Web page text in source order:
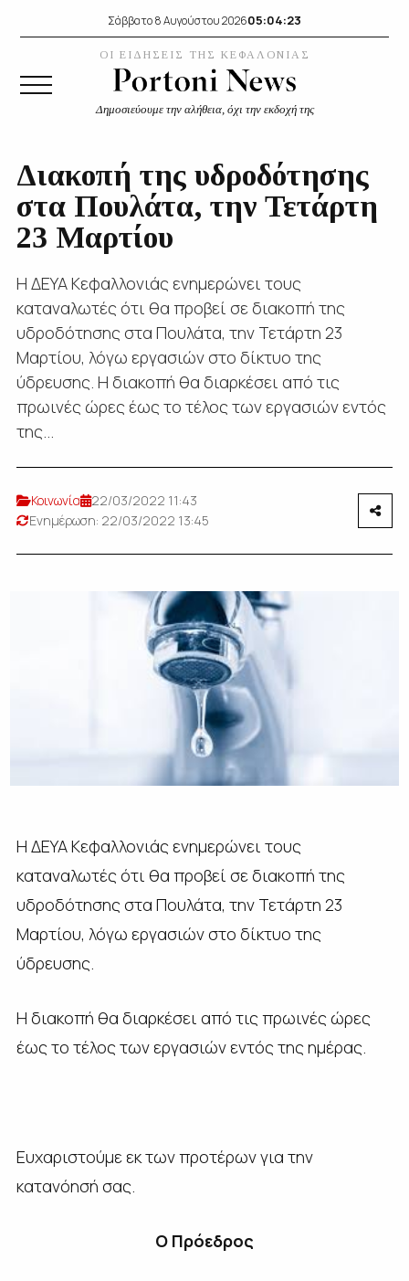
Σάββατο 8 Αυγούστου 202605:04:23
ΟΙ ΕΙΔΗΣΕΙΣ ΤΗΣ ΚΕΦΑΛΟΝΙΑΣ
Δημοσιεύουμε την αλήθεια, όχι την εκδοχή της
Διακοπή της υδροδότησης
στα Πουλάτα, την Τετάρτη
23 Μαρτίου
Η ΔΕΥΑ Κεφαλλονιάς ενημερώνει τους
καταναλωτές ότι θα προβεί σε διακοπή της
υδροδότησης στα Πουλάτα, την Τετάρτη 23
Μαρτίου, λόγω εργασιών στο δίκτυο της
ύδρευσης. Η διακοπή θα διαρκέσει από τις
πρωινές ώρες έως το τέλος των εργασιών εντός
της...
Κοινωνία
22/03/2022 11:43
Ενημέρωση: 22/03/2022 13:45
Η ΔΕΥΑ Κεφαλλονιάς ενημερώνει τους
καταναλωτές ότι θα προβεί σε διακοπή της
υδροδότησης στα Πουλάτα, την Τετάρτη 23
Μαρτίου, λόγω εργασιών στο δίκτυο της
ύδρευσης.
Η διακοπή θα διαρκέσει από τις πρωινές ώρες
έως το τέλος των εργασιών εντός της ημέρας.
Ευχαριστούμε εκ των προτέρων για την
κατανόησή σας.
Ο Πρόεδρος